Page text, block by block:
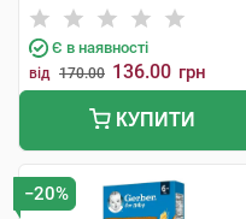
Є в наявності
від 170.00 136.00 грн
КУПИТИ
−20%